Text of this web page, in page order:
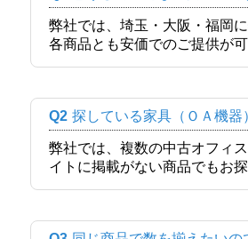
弊社では、埼玉・大阪・福岡
各商品とも安価でのご提供が
Q2 探している家具（ＯＡ機
弊社では、複数の中古オフィ
イトに掲載がない商品でもお